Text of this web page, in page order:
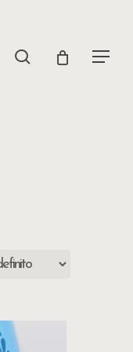
search Menu